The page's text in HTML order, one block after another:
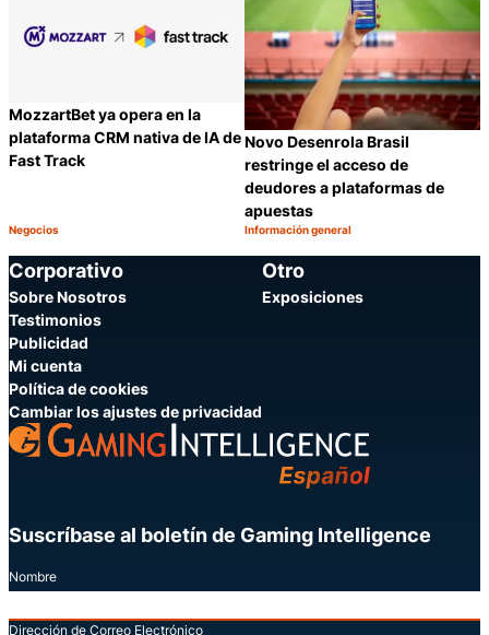
MozzartBet ya opera en la
plataforma CRM nativa de IA de
Fast Track
Categoría:
Negocios
Compartir
Novo Desenrola Brasil
restringe el acceso de
deudores a plataformas de
apuestas
Categoría:
Información general
Corporativo
Sobre Nosotros
Testimonios
Publicidad
Mi cuenta
Política de cookies
Cambiar los ajustes de privacidad
Otro
Exposiciones
Suscríbase al boletín de Gaming Intelligence
Nombre
Dirección de Correo Electrónico